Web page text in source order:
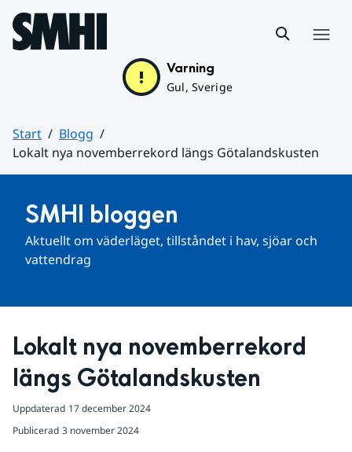
Hoppa till sidans innehåll
Varning
Gul, Sverige
Start
Blogg
Lokalt nya novemberrekord längs Götalandskusten
SMHI bloggen
Aktuellt om väderläget, tillståndet i hav, sjöar och
vattendrag
Lokalt nya novemberrekord
längs Götalandskusten
Uppdaterad 17 december 2024
Publicerad 3 november 2024